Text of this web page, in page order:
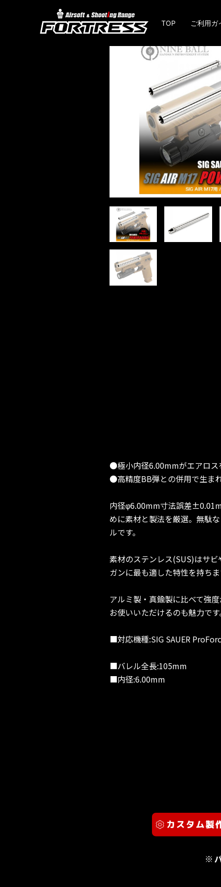
TOP ご利用ガ
●極小内径6.00mmがエアロス
●高精度BB弾との併用で生ま
内径φ6.00mm寸法誤差
めに素材と製法を厳選。無駄
ルです。
素材のステンレス(SUS)はサ
ガンに最も適した特性を持ちま
アルミ製・真鍮製に比べて強
お使いいただけるのも魅力です
■対応機種:SIG SAUER
■バレル全長:105mm
■内径:6.00mm
※